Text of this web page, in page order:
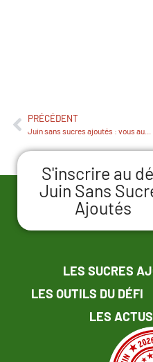
PRÉCÉDENT
S'inscrire au
Juin Sans
Ajoutés
LES SUCRES
LES OUTILS DU DÉFI
LES ACTUS